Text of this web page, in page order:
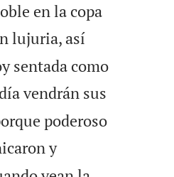
en la copa
lujuria, así
sentada como
vendrán sus
poderoso
y